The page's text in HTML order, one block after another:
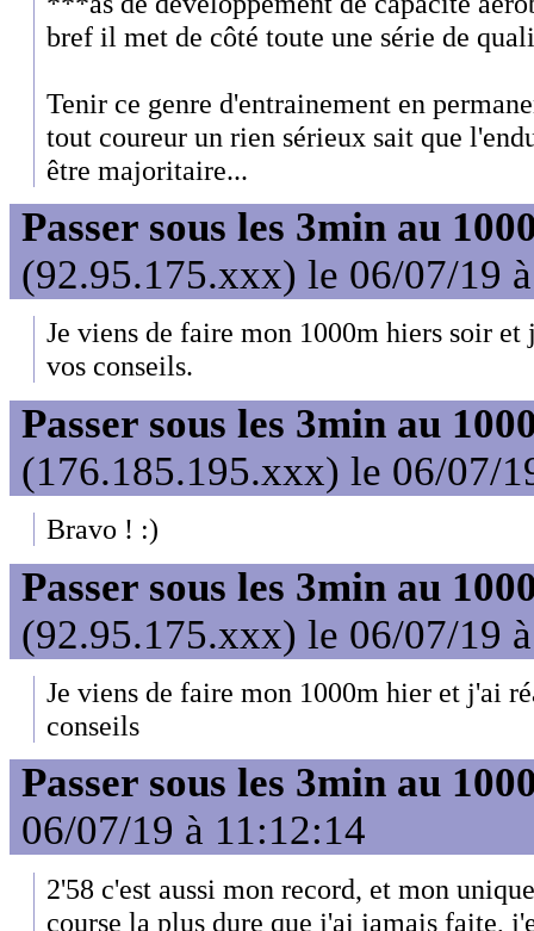
bref il met de côté toute une série de
Tenir ce genre d'entrainement en
tout coureur un rien sérieux sait que
être majoritaire...
Passer sous les 3min au
(92.95.175.xxx) le 06/07/19
Je viens de faire mon 1000m hiers soir
vos conseils.
Passer sous les 3min au
(176.185.195.xxx) le 06/07/
Bravo ! :)
Passer sous les 3min au
(92.95.175.xxx) le 06/07/19
Je viens de faire mon 1000m hier et j'ai
conseils
Passer sous les 3min au
06/07/19 à 11:12:14
2'58 c'est aussi mon record, et mon
course la plus dure que j'ai jamais faite,